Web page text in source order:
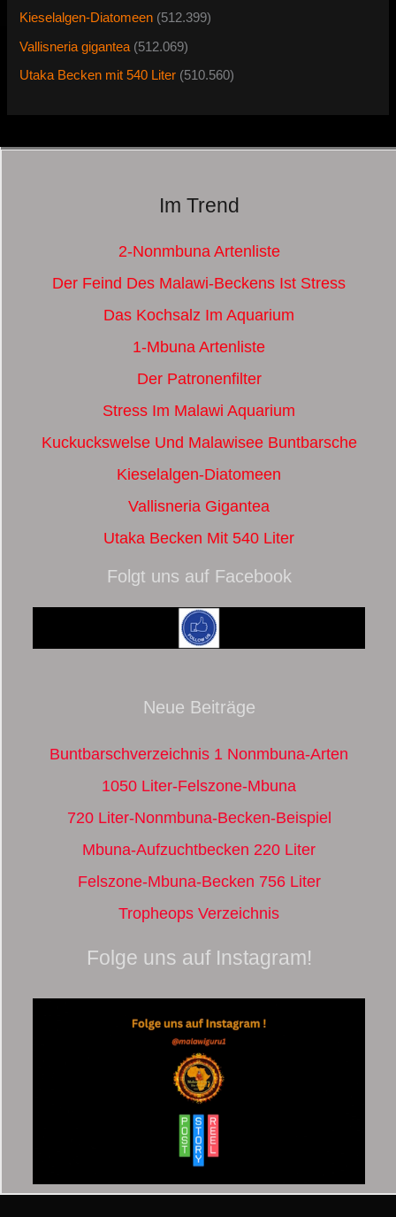
Kieselalgen-Diatomeen (512.399)
Vallisneria gigantea (512.069)
Utaka Becken mit 540 Liter (510.560)
Im Trend
2-Nonmbuna Artenliste
Der Feind Des Malawi-Beckens Ist Stress
Das Kochsalz Im Aquarium
1-Mbuna Artenliste
Der Patronenfilter
Stress Im Malawi Aquarium
Kuckuckswelse Und Malawisee Buntbarsche
Kieselalgen-Diatomeen
Vallisneria Gigantea
Utaka Becken Mit 540 Liter
Folgt uns auf Facebook
Neue Beiträge
Buntbarschverzeichnis 1 Nonmbuna-Arten
1050 Liter-Felszone-Mbuna
720 Liter-Nonmbuna-Becken-Beispiel
Mbuna-Aufzuchtbecken 220 Liter
Felszone-Mbuna-Becken 756 Liter
Tropheops Verzeichnis
Folge uns auf Instagram!